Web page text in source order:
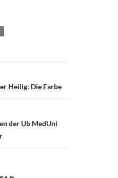
Heilig: Die Farbe
der Ub MedUni